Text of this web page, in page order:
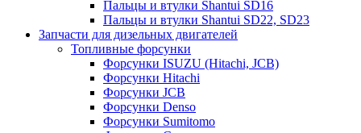
Пальцы и втулки Shantui SD16
Пальцы и втулки Shantui SD22, SD23
Запчасти для дизельных двигателей
Топливные форсунки
Форсунки ISUZU (Hitachi, JCB)
Форсунки Hitachi
Форсунки JCB
Форсунки Denso
Форсунки Sumitomo